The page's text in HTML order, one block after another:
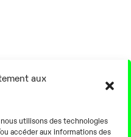
aux
utilisons des technologies
accéder aux informations des